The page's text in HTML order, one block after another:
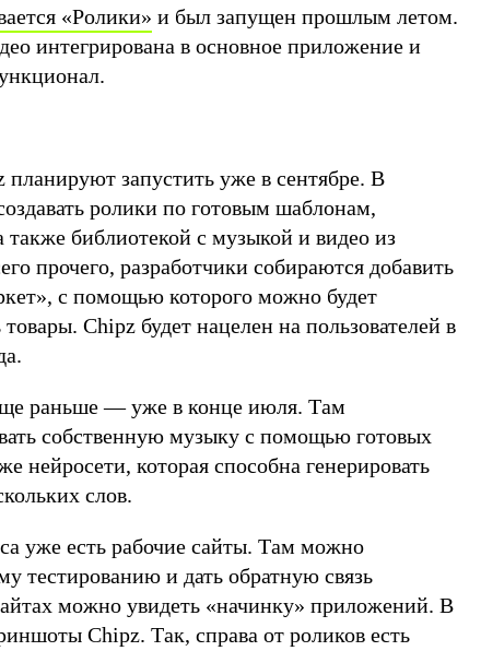
«Ролики» и был запущен прошлым летом.
интегрирована в основное приложение и
запустить уже в сентябре. В
ролики по готовым шаблонам,
также библиотекой с музыкой и видео из
прочего, разработчики собираются добавить
с помощью которого можно будет
Chipz будет нацелен на пользователей в
раньше — уже в конце июля. Там
собственную музыку с помощью готовых
нейросети, которая способна генерировать
слов.
уже есть рабочие сайты. Там можно
тестированию и дать обратную связь
можно увидеть «начинку» приложений. В
Chipz. Так, справа от роликов есть